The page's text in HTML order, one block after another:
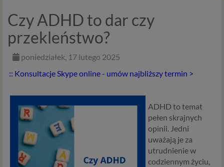
Czy ADHD to dar czy
przekleństwo?
poniedziałek, 17 lutego 2025
:: Konsultacje Skype online - umów najbliższy termin >
ADHD to temat
pełen skrajnych
opinii. Jedni
uważają je za
utrudnienie w
codziennym życiu,